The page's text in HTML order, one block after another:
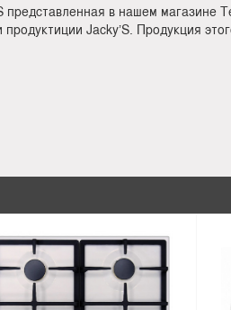
представленная в нашем
Jacky’S. Продукция